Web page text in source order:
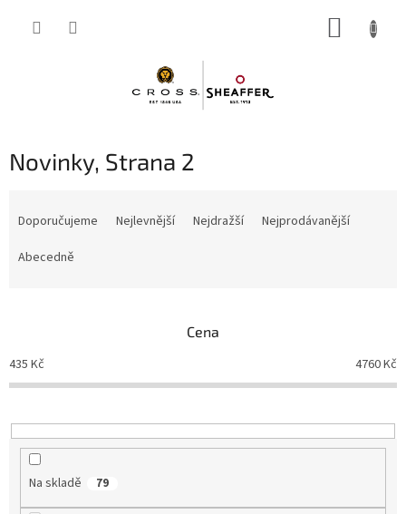
Novinky, Strana 2
o
d
k
t
Doporučujeme Nejlevnější Nejdražší
Nejprodávanější
Abecedně
Cena
435 Kč 4760Kč
Na skladě 79